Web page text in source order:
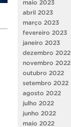
maio 2023
abril 2023
março 2023
fevereiro 2023
janeiro 2023
dezembro 2022
novembro 2022
outubro 2022
setembro 2022
agosto 2022
julho 2022
junho 2022
maio 2022